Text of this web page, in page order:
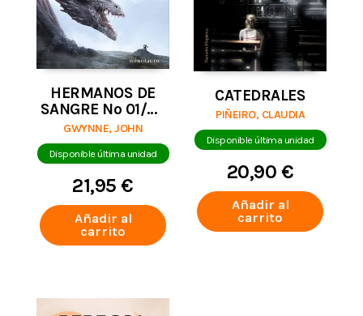
HERMANOS DE
SANGRE Nº 01/03
LA SOMBRA DE
LOS DIOSES
GWYNNE, JOHN
Disponible última unidad
21,95 €
Añadir al
carrito
CATEDRALES
PIÑEIRO, CLAUDIA
Disponible última unidad
20,90 €
Añadir al
carrito